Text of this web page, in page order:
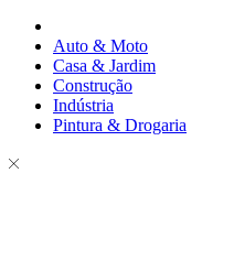
Auto & Moto
Casa & Jardim
Construção
Indústria
Pintura & Drogaria